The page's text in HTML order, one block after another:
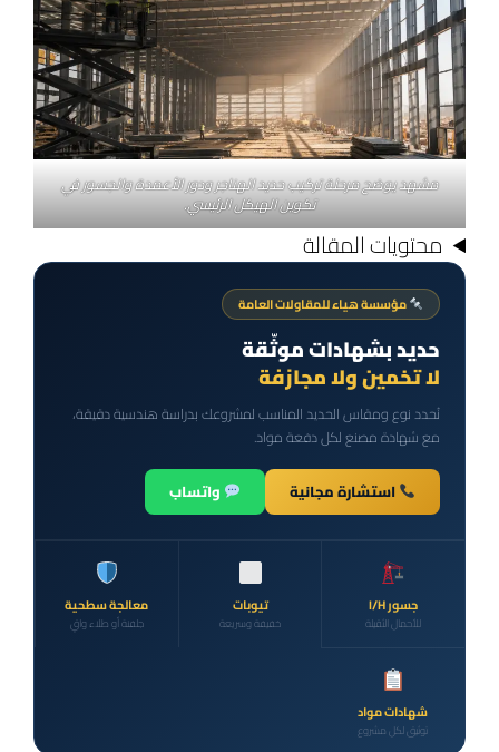
مشهد يوضح مرحلة تركيب حديد الهناجر ودور الأعمدة والجسور في
تكوين الهيكل الرئيسي.
محتويات المقالة
مؤسسة هياء للمقاولات العامة
حديد بشهادات موثّقة
لا تخمين ولا مجازفة
نُحدد نوع ومقاس الحديد المناسب لمشروعك بدراسة هندسية دقيقة،
مع شهادة مصنع لكل دفعة مواد.
استشارة مجانية واتساب
جسور I/H
للأحمال الثقيلة
تيوبات
خفيفة وسريعة
معالجة سطحية
جلفنة أو طلاء واقٍ
شهادات مواد
توثيق لكل مشروع